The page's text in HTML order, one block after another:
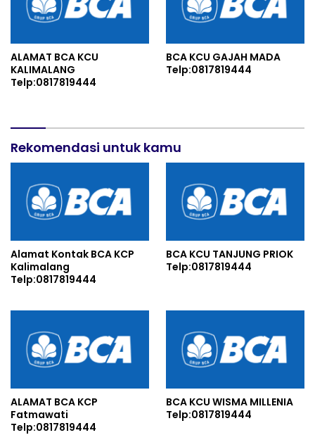
ALAMAT BCA KCU
KALIMALANG
Telp:0817819444
BCA KCU GAJAH MADA
Telp:0817819444
Rekomendasi untuk kamu
Alamat Kontak BCA KCP
Kalimalang
Telp:0817819444
BCA KCU TANJUNG PRIOK
Telp:0817819444
ALAMAT BCA KCP
Fatmawati
Telp:0817819444
BCA KCU WISMA MILLENIA
Telp:0817819444